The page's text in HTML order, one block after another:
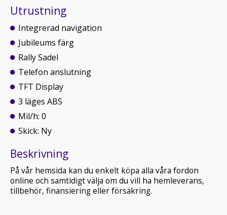
Utrustning
Integrerad navigation
Jubileums färg
Rally Sadel
Telefon anslutning
TFT Display
3 läges ABS
Mil/h: 0
Skick: Ny
Beskrivning
På vår hemsida kan du enkelt köpa alla våra fordon
online och samtidigt välja om du vill ha hemleverans,
tillbehör, finansiering eller försäkring.